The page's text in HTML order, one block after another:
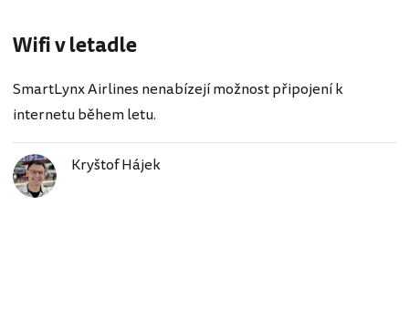
Wifi v letadle
SmartLynx Airlines nenabízejí možnost připojení k
internetu během letu.
Kryštof Hájek